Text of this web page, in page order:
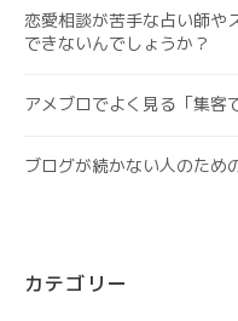
恋愛相談が苦手な占い師や
できないんでしょうか？
アメブロでよく見る「集客
ブログが続かない人のため
カテゴリー